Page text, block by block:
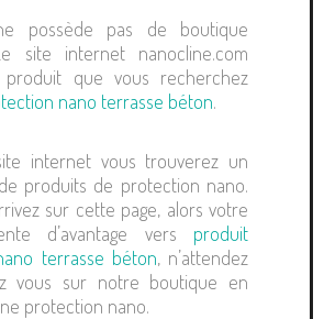
possède pas de boutique
site internet nanocline.com
que vous recherchez
nano terrasse béton.
internet vous trouverez un
produits de protection nano.
sur cette page, alors votre
d’avantage vers produit
terrasse béton, n’attendez
vous sur notre boutique en
protection nano.